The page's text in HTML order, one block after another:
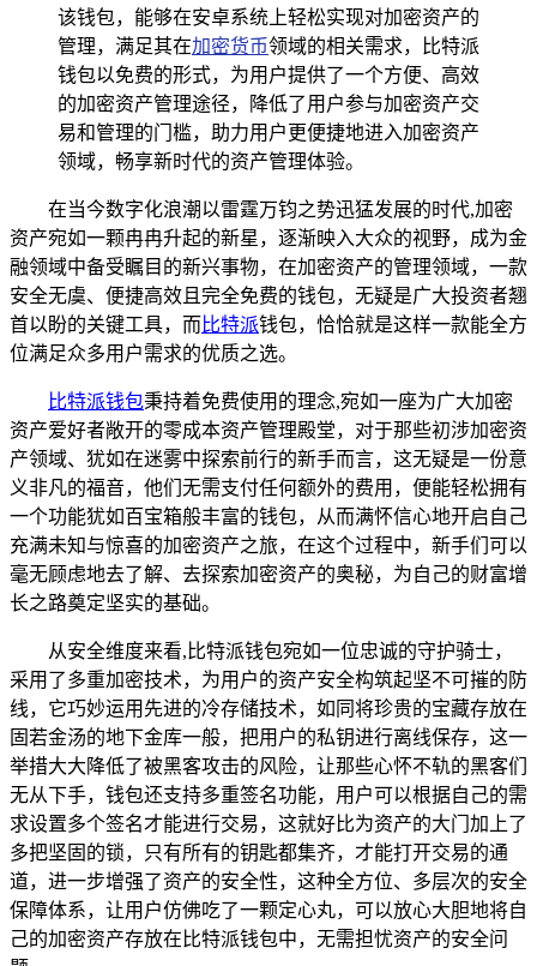
该钱包，能够在安卓系统上轻松实现对加密资产的
管理，满足其在加密货币领域的相关需求，比特派
钱包以免费的形式，为用户提供了一个方便、高效
的加密资产管理途径，降低了用户参与加密资产交
易和管理的门槛，助力用户更便捷地进入加密资产
领域，畅享新时代的资产管理体验。
在当今数字化浪潮以雷霆万钧之势迅猛发展的时代,加密
资产宛如一颗冉冉升起的新星，逐渐映入大众的视野，成为金
融领域中备受瞩目的新兴事物，在加密资产的管理领域，一款
安全无虞、便捷高效且完全免费的钱包，无疑是广大投资者翘
首以盼的关键工具，而 比特派钱包，恰恰就是这样一款能全方
位满足众多用户需求的优质之选。
比特派钱包秉持着免费使用的理念,宛如一座为广大加密
资产爱好者敞开的零成本资产管理殿堂，对于那些初涉加密资
产领域、犹如在迷雾中探索前行的新手而言，这无疑是一份意
义非凡的福音，他们无需支付任何额外的费用，便能轻松拥有
一个功能犹如百宝箱般丰富的钱包，从而满怀信心地开启自己
充满未知与惊喜的加密资产之旅，在这个过程中，新手们可以
毫无顾虑地去了解、去探索加密资产的奥秘，为自己的财富增
长之路奠定坚实的基础。
从安全维度来看,比特派钱包宛如一位忠诚的守护骑士，
采用了多重加密技术，为用户的资产安全构筑起坚不可摧的防
线，它巧妙运用先进的冷存储技术，如同将珍贵的宝藏存放在
固若金汤的地下金库一般，把用户的私钥进行离线保存，这一
举措大大降低了被黑客攻击的风险，让那些心怀不轨的黑客们
无从下手，钱包还支持多重签名功能，用户可以根据自己的需
求设置多个签名才能进行交易，这就好比为资产的大门加上了
多把坚固的锁，只有所有的钥匙都集齐，才能打开交易的通
道，进一步增强了资产的安全性，这种全方位、多层次的安全
保障体系，让用户仿佛吃了一颗定心丸，可以放心大胆地将自
己的加密资产存放在比特派钱包中，无需担忧资产的安全问